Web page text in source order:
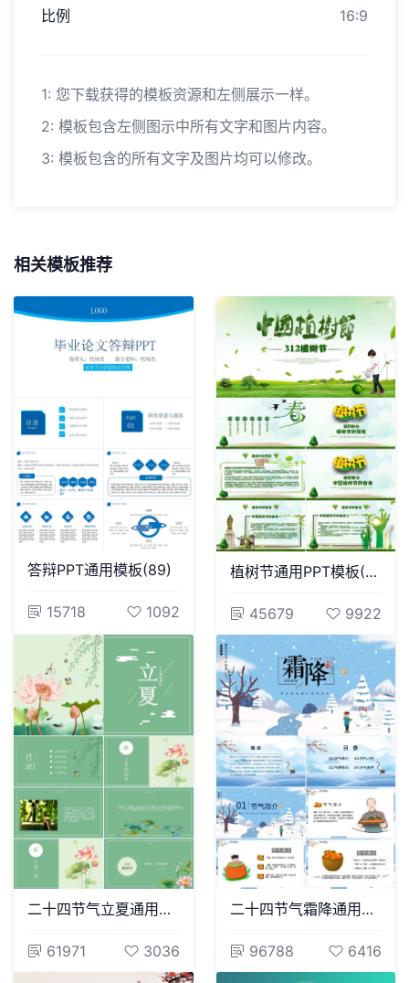
比例 16:9
1: 您下载获得的模板资源和左侧展示一样。
2: 模板包含左侧图示中所有文字和图片内容。
3: 模板包含的所有文字及图片均可以修改。
相关模板推荐
答辩PPT通用模板(89)
15718 1092
植树节通用PPT模板(22)
45679 9922
二十四节气立夏通用PPT模板(7)
61971 3036
二十四节气霜降通用PPT模板(57)
96788 6416